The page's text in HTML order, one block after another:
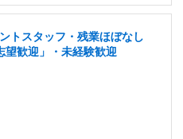
トスタッフ・残業ほぼなし
望歓迎」・未経験歓迎